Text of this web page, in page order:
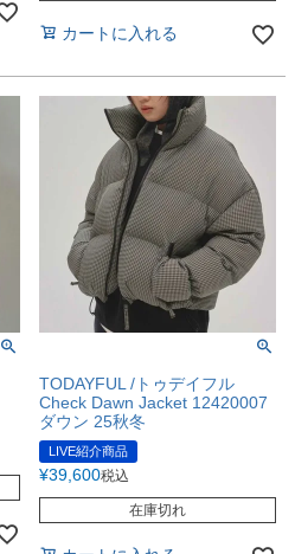
カートに入れる
TODAYFUL /トゥデイフル
Check Dawn Jacket 12420007
ダウン 25秋冬
LIVE紹介商品
¥39,600税込
在庫切れ